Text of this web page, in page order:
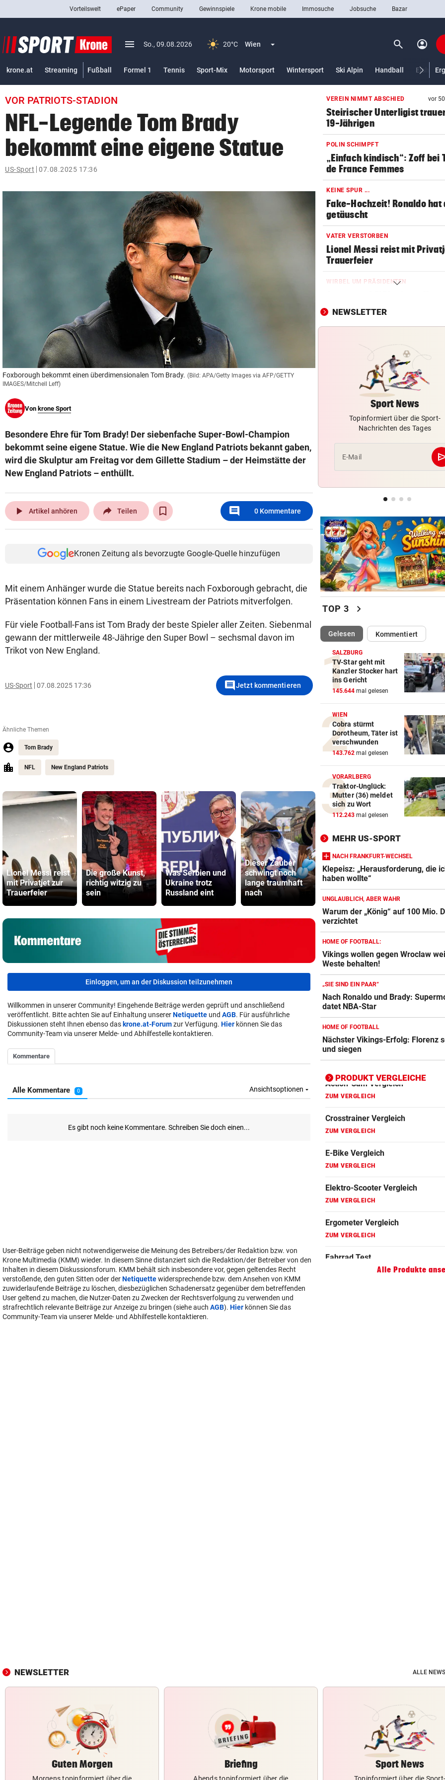
closeSchließen
Abonnieren
pin_drop
bookmark
search
Suchbegriff
© Krone Multimedia GmbH & Co KG 2026
Vorteilswelt ePaper Community Gewinnspiele Krone mobile Immosuche Jobsuche Bazar
menu Menü aufklappen
So., 09.08.2026 20°C Wien Menü aufklappen search Suchen
account_circle
krone.at Streaming Fußball Formel 1 Tennis Sport-Mix Motorsport Wintersport Ski Alpin Handball
VOR PATRIOTS-STADION
NFL-Legende Tom Brady
bekommt eine eigene Statue
US-Sport 07.08.2025 17:36
Foxborough bekommt einen überdimensionalen Tom Brady. (Bild: APA/Getty Images via AFP/GETTY
IMAGES/Mitchell Leff)
Von krone Sport
Besondere Ehre für Tom Brady! Der siebenfache Super-Bowl-Champion
bekommt seine eigene Statue. Wie die New England Patriots bekannt gaben,
wird die Skulptur am Freitag vor dem Gillette Stadium – der Heimstätte der
New England Patriots – enthüllt.
play_arrow Artikel anhören Teilen comment 0 Kommentare
Kronen Zeitung als bevorzugte Google-Quelle hinzufügen
Mit einem Anhänger wurde die Statue bereits nach Foxborough gebracht, die
Präsentation können Fans in einem Livestream der Patriots mitverfolgen.
Für viele Football-Fans ist Tom Brady der beste Spieler aller Zeiten. Siebenmal
gewann der mittlerweile 48-Jährige den Super Bowl – sechsmal davon im
Trikot von New England.
US-Sport 07.08.2025 17:36 commentJetzt kommentieren
Ähnliche Themen
Tom Brady
NFL New England Patriots
Lionel Messi reist
mit Privatjet zur
Trauerfeier
Die große Kunst,
richtig witzig zu
sein
Was Serbien und
Ukraine trotz
Russland eint
Dieser Zauber
schwingt noch
lange traumhaft
nach
Shaboozey:
Zwischen Country,
Trap und Kopfkino
Frau in
Täter?
Einloggen, um an der Diskussion teilzunehmen
Willkommen in unserer Community! Eingehende Beiträge werden geprüft und anschließend
veröffentlicht. Bitte achten Sie auf Einhaltung unsererNetiquette und AGB. Für ausführliche
Diskussionen steht Ihnen ebenso das krone.at-Forumzur Verfügung. Hier können Sie das
Community-Team via unserer Melde- und Abhilfestelle kontaktieren.
User-Beiträge geben nicht notwendigerweise die Meinung des Betreibers/der Redaktion bzw. von
Krone Multimedia (KMM) wieder. In diesem Sinne distanziert sich die Redaktion/der Betreiber von den
Inhalten in diesem Diskussionsforum. KMM behält sich insbesondere vor, gegen geltendes Recht
verstoßende, den guten Sitten oder derNetiquettewidersprechende bzw. dem Ansehen von KMM
zuwiderlaufende Beiträge zu löschen, diesbezüglichen Schadenersatz gegenüber dem betreffenden
User geltend zu machen, die Nutzer-Daten zu Zwecken der Rechtsverfolgung zu verwenden und
strafrechtlich relevante Beiträge zur Anzeige zu bringen (siehe auch AGB). Hier können Sie das
Community-Team via unserer Melde- und Abhilfestelle kontaktieren.
VEREIN NIMMT ABSCHIED vor
Steirischer Unterligist
19-Jährigen
POLIN SCHIMPFT
„Einfach kindisch“: Zoff bei
de France Femmes
KEINE SPUR ...
Fake-Hochzeit! Ronaldo hat
getäuscht
VATER VERSTORBEN
Lionel Messi reist mit
Trauerfeier
WIRBEL UM PRÄSIDENTEN
gegen Infantino
OLYMPIA-HELD GSTREIN
geblieben“
FC RED BULL SALZBURG
Haris Tabakovic: Der
Bankkaufmann mit
FUSSBALL-BUNDESLIGA
Darum ist die Wiener
handlungsfähig
WAC keine Option
Supercup lockt die Fan-
nach Salzburg
NEWSLETTER
Sport News
Topinformiert über die Sport-
Nachrichten des Tages
E-Mail
TOP 3 chevron_right
Gelesen(ausgewählt)Kommentiert
SALZBURG
TV-Star geht mit
Kanzler Stocker hart
ins Gericht
145.644 mal gelesen
WIEN
Cobra stürmt
Dorotheum, Täter ist
verschwunden
143.762 mal gelesen
VORARLBERG
Traktor-Unglück:
Mutter (36) meldet
sich zu Wort
112.243 mal gelesen
MEHR US-SPORT
NACH FRANKFURT-WECHSEL
Klepeisz: „Herausforderung, die
haben wollte“
UNGLAUBLICH, ABER WAHR
Warum der „König“ auf 100 Mio.
verzichtet
HOME OF FOOTBALL:
Vikings wollen gegen Wroclaw
Weste behalten!
„SIE SIND EIN PAAR“
Nach Ronaldo und Brady:
datet NBA-Star
HOME OF FOOTBALL
Nächster Vikings-Erfolg: Florenz
und siegen
PRODUKT VERGLEICHE
Action-Cam Vergleich
ZUM VERGLEICH
Crosstrainer Vergleich
ZUM VERGLEICH
Elektro-Scooter Vergleich
ZUM VERGLEICH
Ergometer Vergleich
ZUM VERGLEICH
Fahrrad Test
Fahrradanhänger Vergleich
Faszienrolle Vergleich
Hoverboard Vergleich
Kinderfahrrad Vergleich
Alle Produkte
NEWSLETTER ALLE
Guten Morgen Briefing Sport News